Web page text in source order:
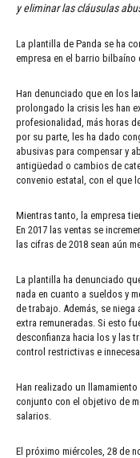
y eliminar las cláusulas
La plantilla de Panda se ha
empresa en el barrio bilbaíno
Han denunciado que en los
prolongado la crisis les han
profesionalidad, más horas
por su parte, les ha dado
abusivas para compensar y
antigüedad o cambios de
convenio estatal, con el que
Mientras tanto, la empresa
En 2017 las ventas se
las cifras de 2018 sean aún
La plantilla ha denunciado
nada en cuanto a sueldos y
de trabajo. Además, se
extra remuneradas. Si esto
desconfianza hacia los y las
control restrictivas e
Han realizado un
conjunto con el objetivo de
salarios.
El próximo miércoles, 28 de